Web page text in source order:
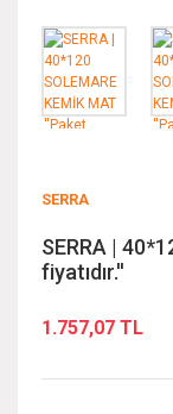
SERRA
SERRA |
fiyatıdır.''
1.757,07 TL